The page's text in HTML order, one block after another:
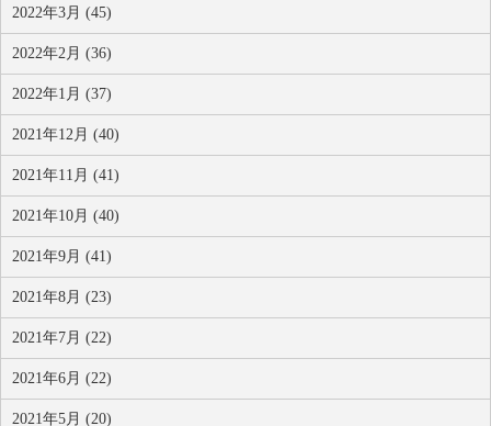
2022年3月 (45)
2022年2月 (36)
2022年1月 (37)
2021年12月 (40)
2021年11月 (41)
2021年10月 (40)
2021年9月 (41)
2021年8月 (23)
2021年7月 (22)
2021年6月 (22)
2021年5月 (20)